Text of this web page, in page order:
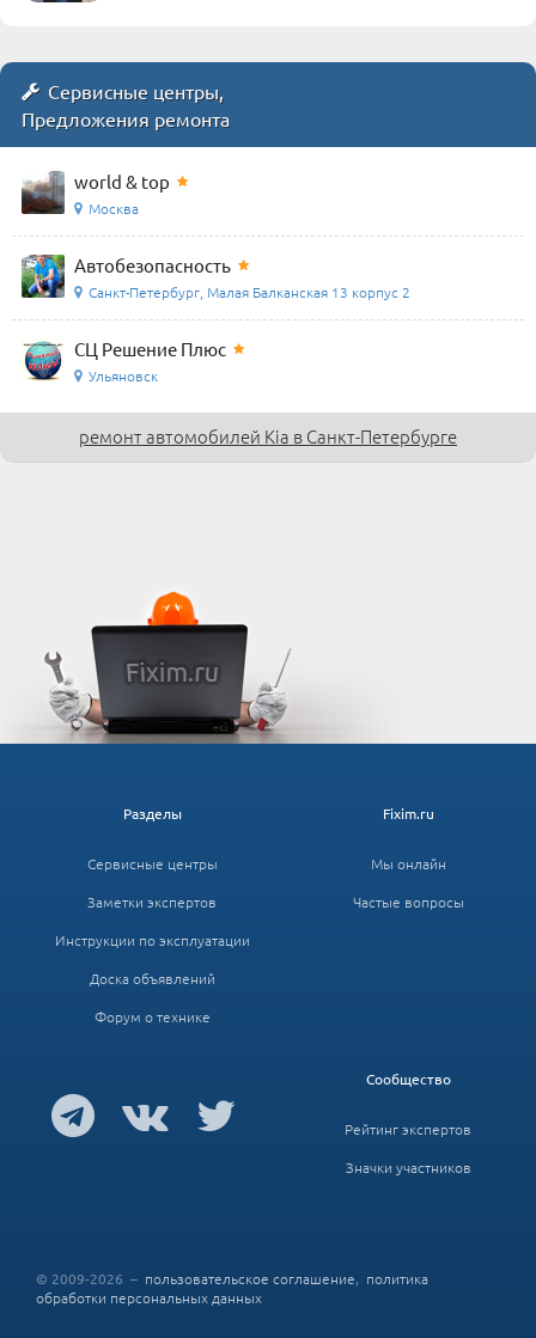
Сервисные центры,
Предложения ремонта
world & top
Москва
Автобезопасность
Санкт-Петербург, Малая Балканская 13 корпус 2
СЦ Решение Плюс
Ульяновск
ремонт автомобилей Kia в Санкт-Петербурге
Fixim.ru
Мы онлайн
Частые вопросы
Разделы
Сервисные центры
Заметки экспертов
Инструкции по эксплуатации
Доска объявлений
Форум о технике
Сообщество
Рейтинг экспертов
Значки участников
© 2009-2026 – пользовательское соглашение, политика
обработки персональных данных